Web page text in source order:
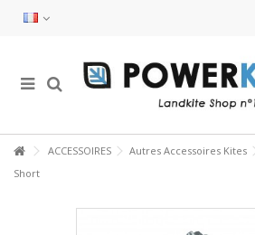
ACCESSOIRES Autres Accessoires Kites
Short